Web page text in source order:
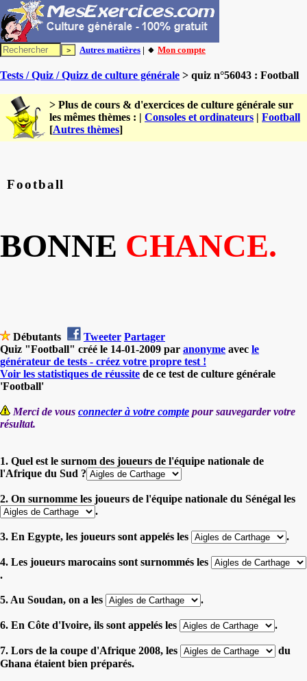
Autres matières | 🔸 Mon compte
Tests / Quiz / Quizz de culture générale > quiz n°56043 : Football
> Plus de cours & d'exercices de culture générale sur
les mêmes thèmes : | Consoles et ordinateurs | Football
[Autres thèmes]
Football
BONNE CHANCE.
Débutants Tweeter Partager
Quiz "Football" créé le 14-01-2009 par anonyme avec le
générateur de tests - créez votre propre test !
Voir les statistiques de réussite de ce test de culture générale
'Football'
Merci de vous connecter à votre compte pour sauvegarder votre
résultat.
1. Quel est le surnom des joueurs de l'équipe nationale de
l'Afrique du Sud ?
2. On surnomme les joueurs de l'équipe nationale du Sénégal les
.
3. En Egypte, les joueurs sont appelés les .
4. Les joueurs marocains sont surnommés les
.
5. Au Soudan, on a les .
6. En Côte d'Ivoire, ils sont appelés les .
7. Lors de la coupe d'Afrique 2008, les
du
Ghana étaient bien préparés.